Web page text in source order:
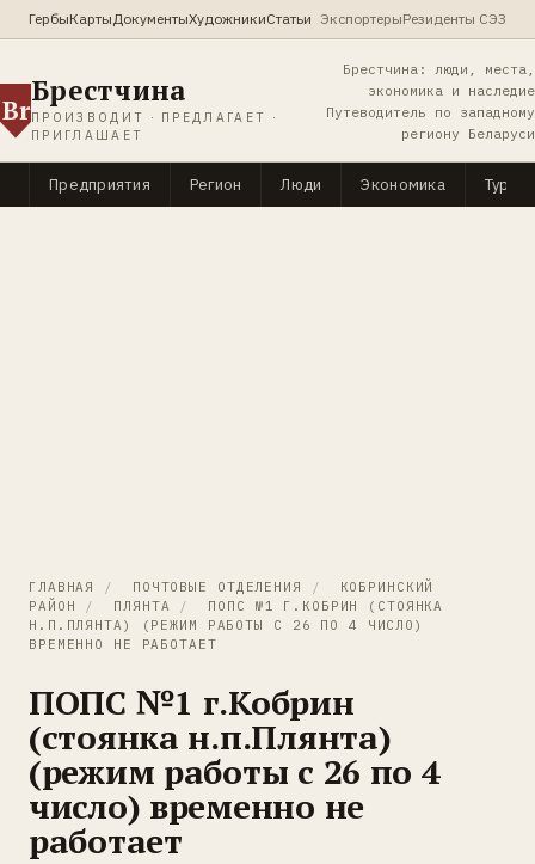
ГербыКартыДокументыХудожникиСтатьи ЭкспортерыРезиденты СЭЗ
Br
Брестчина
ПРОИЗВОДИТ · ПРЕДЛАГАЕТ ·
ПРИГЛАШАЕТ
Брестчина: люди, места,
экономика и наследие
Путеводитель по западному
региону Беларуси
Предприятия Регион Люди Экономика
ГЛАВНАЯ / ПОЧТОВЫЕ ОТДЕЛЕНИЯ /
КОБРИНСКИЙ
РАЙОН
/ ПЛЯНТА /
ПОПС №1 Г.КОБРИН (СТОЯНКА
Н.П.ПЛЯНТА) (РЕЖИМ РАБОТЫ С 26 ПО 4 ЧИСЛО)
ВРЕМЕННО НЕ РАБОТАЕТ
ПОПС №1 г.Кобрин
(стоянка н.п.Плянта)
(режим работы с 26 по 4
число) временно не
работает